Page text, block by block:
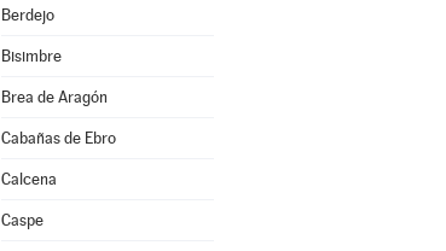
Berdejo
Bisimbre
Brea de Aragón
Cabañas de Ebro
Calcena
Caspe